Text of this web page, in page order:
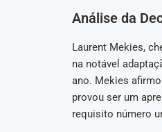
Análise da
Laurent Mekies,
na notável
ano. Mekies
provou ser um
requisito número